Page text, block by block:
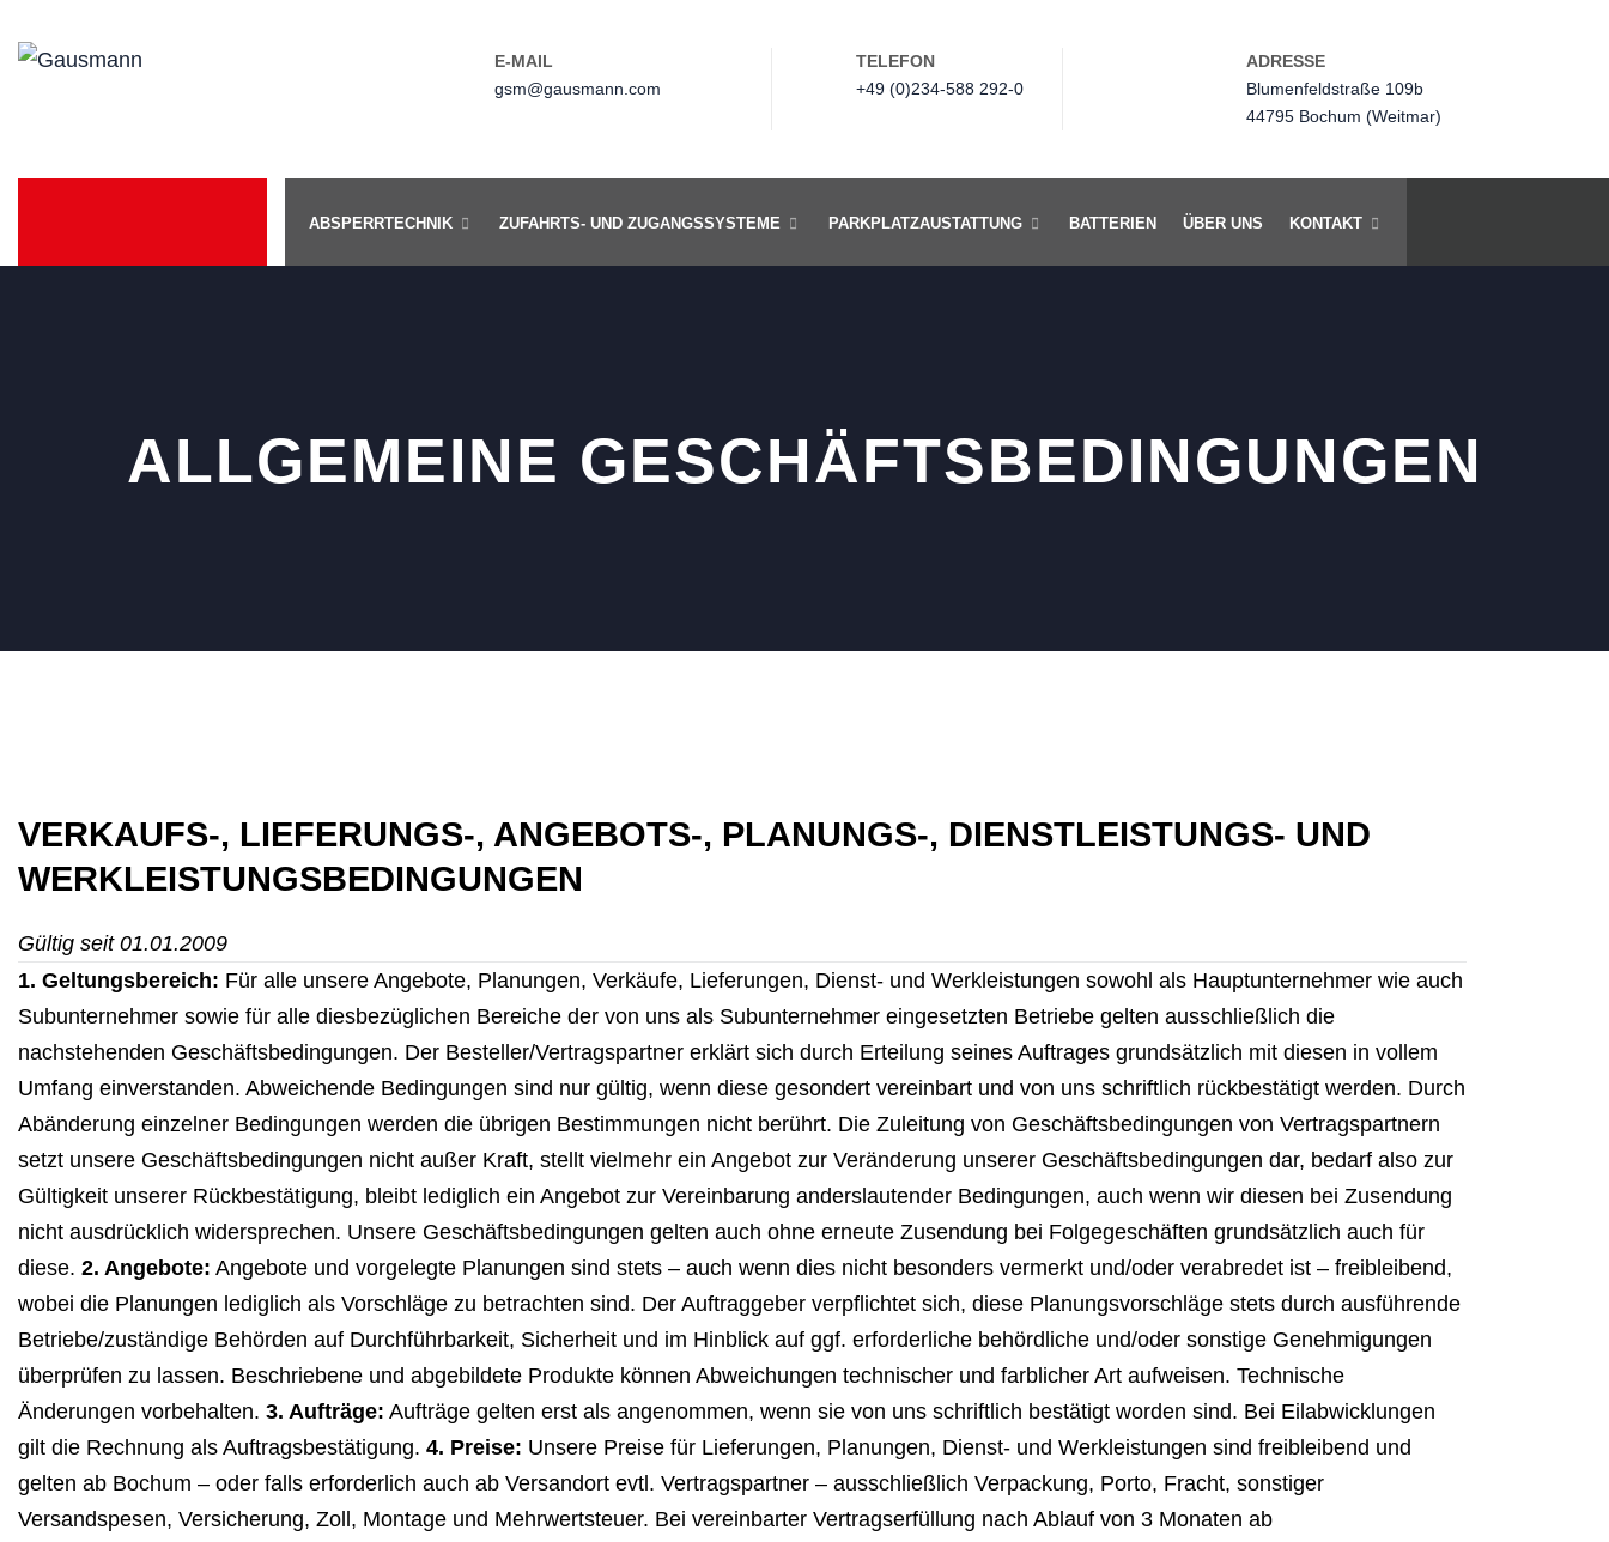
E-MAIL
gsm@gausmann.com
TELEFON
+49 (0)234-588 292-0
ADRESSE
Blumenfeldstraße 109b
44795 Bochum (Weitmar)
ABSPERRTECHNIK ZUFAHRTS- UND ZUGANGSSYSTEME PARKPLATZAUSTATTUNG BATTERIEN ÜBER UNS KONTAKT
ALLGEMEINE GESCHÄFTSBEDINGUNGEN
VERKAUFS-, LIEFERUNGS-, ANGEBOTS-, PLANUNGS-, DIENSTLEISTUNGS- UND
WERKLEISTUNGSBEDINGUNGEN
Gültig seit 01.01.2009
1. Geltungsbereich: Für alle unsere Angebote, Planungen, Verkäufe, Lieferungen, Dienst- und Werkleistungen sowohl als Hauptunternehmer wie auch
Subunternehmer sowie für alle diesbezüglichen Bereiche der von uns als Subunternehmer eingesetzten Betriebe gelten ausschließlich die
nachstehenden Geschäftsbedingungen. Der Besteller/Vertragspartner erklärt sich durch Erteilung seines Auftrages grundsätzlich mit diesen in vollem
Umfang einverstanden. Abweichende Bedingungen sind nur gültig, wenn diese gesondert vereinbart und von uns schriftlich rückbestätigt werden. Durch
Abänderung einzelner Bedingungen werden die übrigen Bestimmungen nicht berührt. Die Zuleitung von Geschäftsbedingungen von Vertragspartnern
setzt unsere Geschäftsbedingungen nicht außer Kraft, stellt vielmehr ein Angebot zur Veränderung unserer Geschäftsbedingungen dar, bedarf also zur
Gültigkeit unserer Rückbestätigung, bleibt lediglich ein Angebot zur Vereinbarung anderslautender Bedingungen, auch wenn wir diesen bei Zusendung
nicht ausdrücklich widersprechen. Unsere Geschäftsbedingungen gelten auch ohne erneute Zusendung bei Folgegeschäften grundsätzlich auch für
diese. 2. Angebote: Angebote und vorgelegte Planungen sind stets – auch wenn dies nicht besonders vermerkt und/oder verabredet ist – freibleibend,
wobei die Planungen lediglich als Vorschläge zu betrachten sind. Der Auftraggeber verpflichtet sich, diese Planungsvorschläge stets durch ausführende
Betriebe/zuständige Behörden auf Durchführbarkeit, Sicherheit und im Hinblick auf ggf. erforderliche behördliche und/oder sonstige Genehmigungen
überprüfen zu lassen. Beschriebene und abgebildete Produkte können Abweichungen technischer und farblicher Art aufweisen. Technische
Änderungen vorbehalten. 3. Aufträge: Aufträge gelten erst als angenommen, wenn sie von uns schriftlich bestätigt worden sind. Bei Eilabwicklungen
gilt die Rechnung als Auftragsbestätigung. 4. Preise: Unsere Preise für Lieferungen, Planungen, Dienst- und Werkleistungen sind freibleibend und
gelten ab Bochum – oder falls erforderlich auch ab Versandort evtl. Vertragspartner – ausschließlich Verpackung, Porto, Fracht, sonstiger
Versandspesen, Versicherung, Zoll, Montage und Mehrwertsteuer. Bei vereinbarter Vertragserfüllung nach Ablauf von 3 Monaten ab